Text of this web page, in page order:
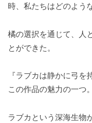
時、私たちはどのよう
橘の選択を通じて、人
とができた。
『ラブカは静かに弓を
この作品の魅力の一つ。
ラブカという深海生物